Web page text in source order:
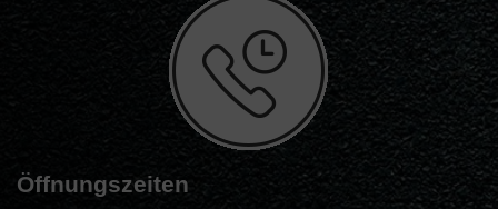
Öffnungszeiten